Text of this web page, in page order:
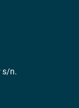
s/n.